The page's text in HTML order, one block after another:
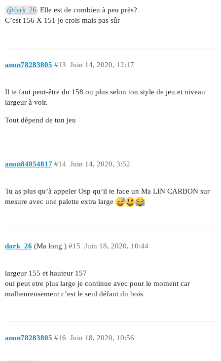
@dark_26 Elle est de combien à peu près?
C’est 156 X 151 je crois mais pas sûr
anon78283805 Juin 14, 2020, 12:17
#13
Il te faut peut-être du 158 ou plus selon ton style de jeu et niveau
largeur à voir.
Tout dépend de ton jeu
anon84854817 Juin 14, 2020, 3:52
#14
Tu as plus qu’à appeler Osp qu’il te face un Ma LIN CARBON sur
mesure avec une palette extra large
dark_26 (Ma long ) Juin 18, 2020, 10:44
#15
largeur 155 et hauteur 157
oui peut etre plus large je continue avec pour le moment car
malheureusement c’est le seul défaut du bois
anon78283805 Juin 18, 2020, 10:56
#16